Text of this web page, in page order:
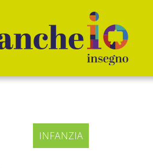
INFANZIA